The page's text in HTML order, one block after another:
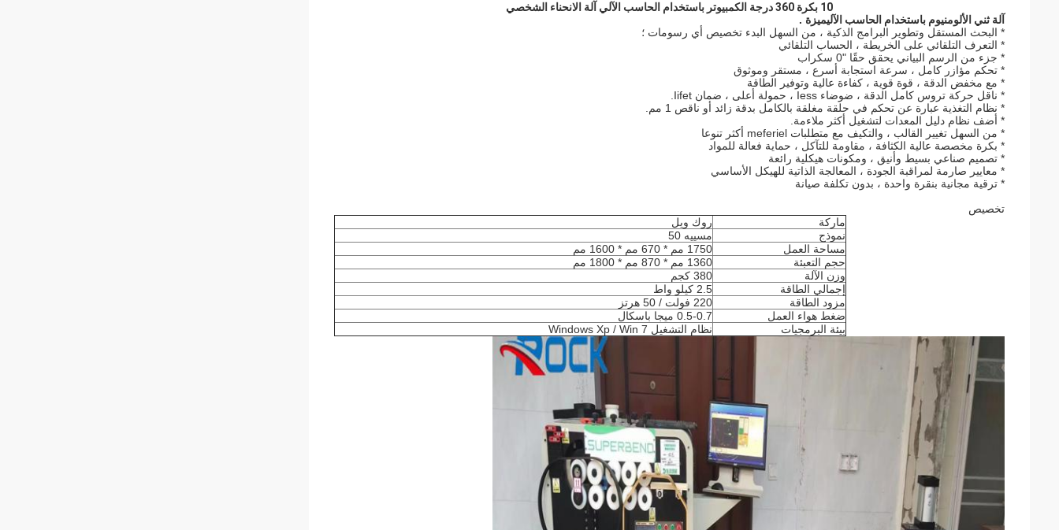
10 بكرة 360 درجة الكمبيوتر باستخدام الحاسب الآلي آلة الانحناء الشخصي
آلة ثني الألومنيوم باستخدام الحاسب الآليميزة .
* البحث المستقل وتطوير البرامج الذكية ، من السهل البدء تخصيص أي رسومات ؛
* التعرف التلقائي على الخريطة ، الحساب التلقائي
* جزء من الرسم البياني يحقق حقًا "0 سكراب
* تحكم مؤازر كامل ، سرعة استجابة أسرع ، مستقر وموثوق
* مع مخفض الدقة ، قوة قوية ، كفاءة عالية وتوفير الطاقة
* ناقل حركة تروس كامل الدقة ، ضوضاء Iess ، حمولة أعلى ، ضمان Iifet.
* نظام التغذية عبارة عن تحكم في حلقة مغلقة بالكامل بدقة زائد أو ناقص 1 مم.
* أضف نظام دليل المعدات لتشغيل أكثر ملاءمة.
* من السهل تغيير القالب ، والتكيف مع متطلبات meferiel أكثر تنوعا
* بكرة مخصصة عالية الكثافة ، مقاومة للتآكل ، حماية فعالة للمواد
* تصميم صناعي بسيط وأنيق ، ومكونات هيكلية رائعة
* معايير صارمة لمراقبة الجودة ، المعالجة الذاتية للهيكل الأساسي
* ترقية مجانية بنقرة واحدة ، بدون تكلفة صيانة
تخصيص
ماركة
روك ويل
نموذج
مسييه 50
مساحة العمل
1750 مم * 670 مم * 1600 مم
حجم التعبئة
1360 مم * 870 مم * 1800 مم
وزن الآلة
380 كجم
إجمالي الطاقة
2.5 كيلو واط
مزود الطاقة
220 فولت / 50 هرتز
ضغط هواء العمل
0.5-0.7 ميجا باسكال
بيئة البرمجيات
نظام التشغيل Windows Xp / Win 7